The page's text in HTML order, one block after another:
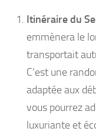
Itinéraire du
emmènera le
transportait
C’est une
adaptée aux
vous pourrez
luxuriante et